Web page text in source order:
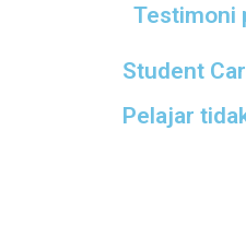
Testimoni
Student
Pelajar